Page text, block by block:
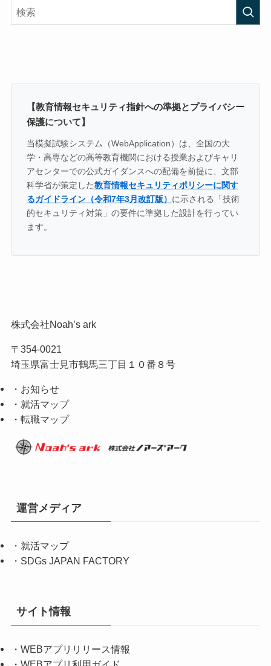
【教育情報セキュリティ指針への準拠とプライバシー
保護について】
当模擬試験システム（WebApplication）は、全国の大
学・高専などの高等教育機関における授業およびキャリ
アセンターでの公式ガイダンスへの配備を前提に、文部
科学省が策定した教育情報セキュリティポリシーに関す
るガイドライン（令和7年3月改訂版） に示される「技術
的セキュリティ対策」の要件に準拠した設計を行ってい
ます。
株式会社Noah’s ark
〒354-0021
埼玉県富士見市鶴馬三丁目１０番８号
・お知らせ
・就活マップ
・転職マップ
運営メディア
・ 就活マップ
・ SDGs JAPAN FACTORY
サイト情報
・ WEBアプリリリース情報